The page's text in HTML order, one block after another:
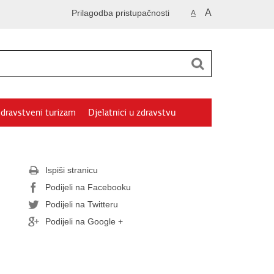
A A
Prilagodba pristupačnosti
turizam Djelatnici u zdravstvu
Ispiši stranicu
Podijeli na Facebooku
Podijeli na Twitteru
Podijeli na Google +